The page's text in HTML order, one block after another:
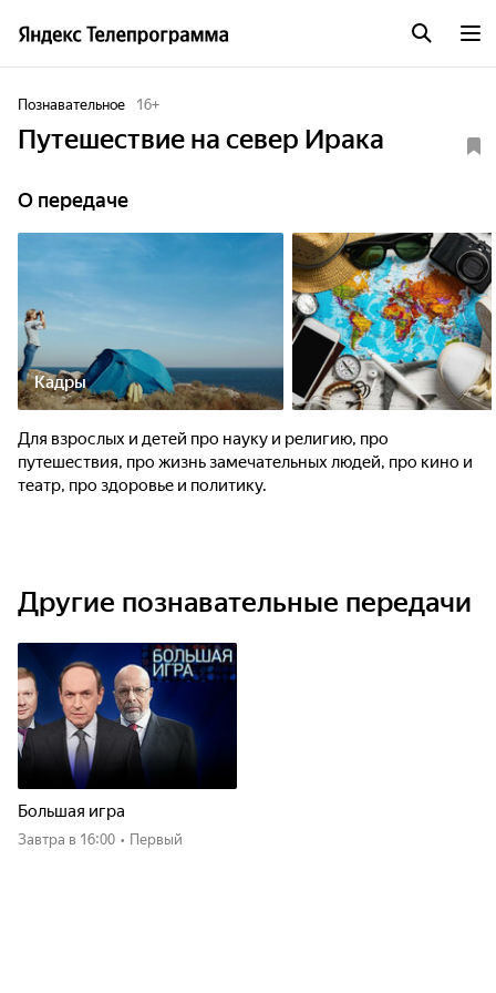
Познавательное 16+
Путешествие на север Ирака
О передаче
Кадры
Для взрослых и детей про науку и религию, про
путешествия, про жизнь замечательных людей, про кино и
театр, про здоровье и политику.
Другие познавательные передачи
Большая игра
Завтра в 16:00 • Первый